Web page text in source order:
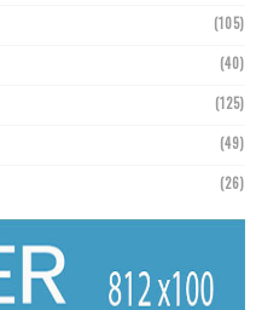
(105)
(40)
(125)
(49)
(26)